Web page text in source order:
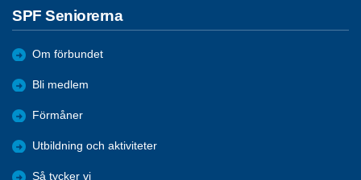
SPF Seniorerna
Om förbundet
Bli medlem
Förmåner
Utbildning och aktiviteter
Så tycker vi